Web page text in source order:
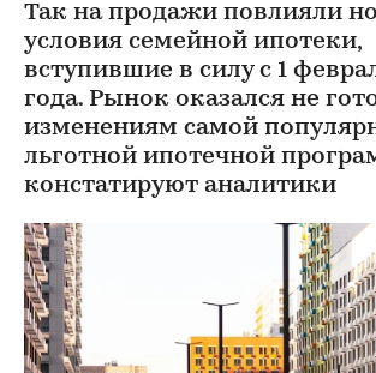
Так на продажи повлияли
условия семейной ипотеки,
вступившие в силу с 1
года. Рынок оказался не
изменениям самой
льготной ипотечной
констатируют аналитики